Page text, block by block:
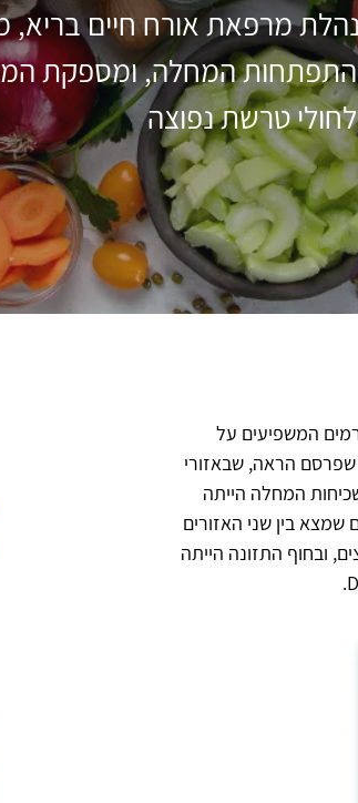
מרפאת אורח חיים בריא,
להתפתחות המחלה, ומספקת
לחולי טרשת נפוצה
הגורמים המשפיעים על
הראה, שבאזורי
המחלה הייתה
בין שני האזורים
ובחוף התזונה הייתה